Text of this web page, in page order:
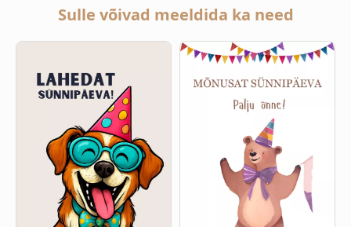
Sulle võivad meeldida ka need